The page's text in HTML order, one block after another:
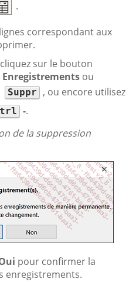
.
correspondant aux
sur le bouton
Enregistrements ou
Suppr
, ou encore utilisez
-.
de la suppression
pour confirmer la
enregistrements.